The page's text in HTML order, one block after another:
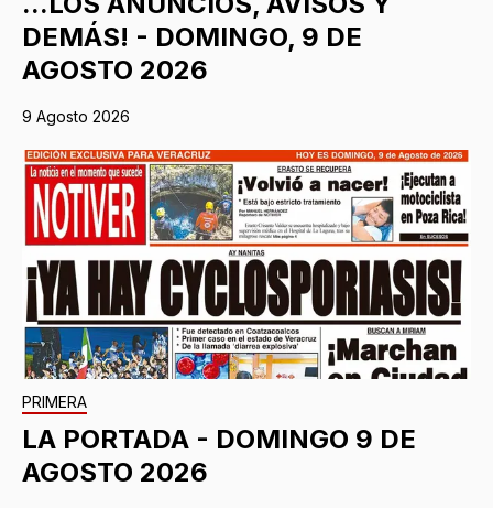
DEMÁS! - DOMINGO, 9 DE
AGOSTO 2026
9 Agosto 2026
PRIMERA
LA PORTADA - DOMINGO 9 DE
AGOSTO 2026